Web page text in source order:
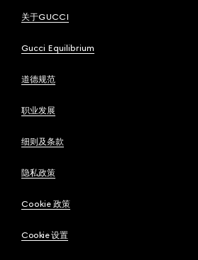
关于GUCCI
Gucci Equilibrium
道德规范
职业发展
细则及条款
隐私政策
Cookie 政策
Cookie 设置